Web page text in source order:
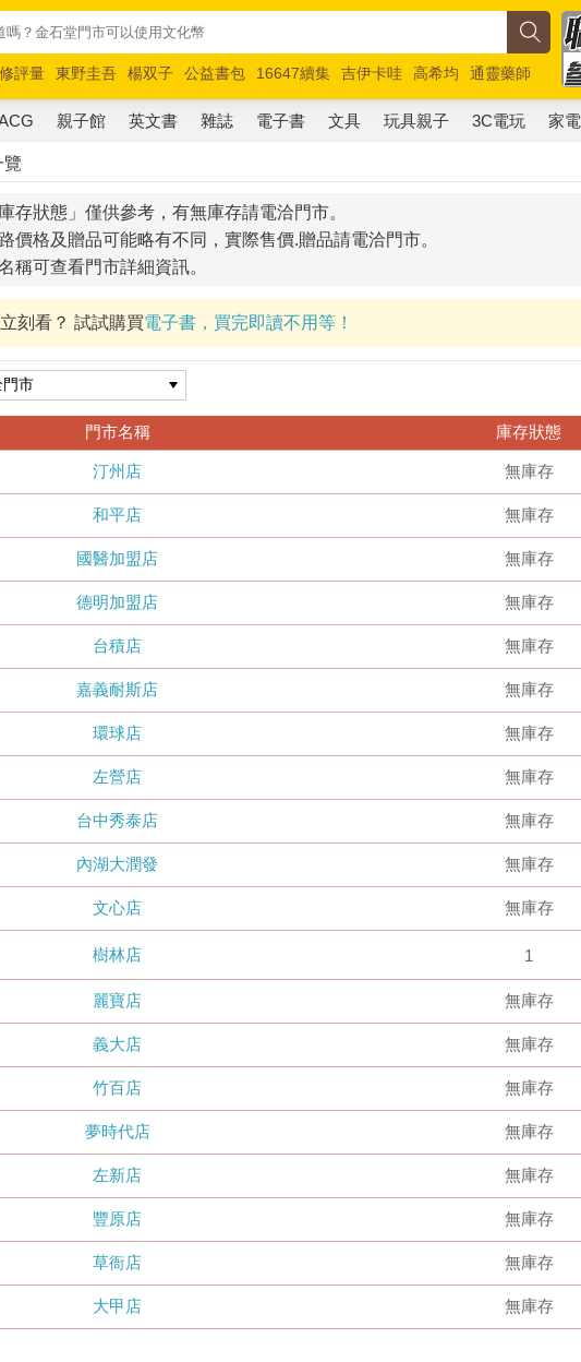
評量 東野圭吾 楊双子 公益書包 16647續集 吉伊卡哇 高希均
通靈藥師
放
奧德賽 路邊攤新作 馬斯克 玩具總動員5 超慢跑
親子館 英文書 雜誌 電子書 文具 玩具親子 3C電玩 家電
覽
存狀態」僅供參考，有無庫存請電洽門市。
價格及贈品可能略有不同，實際售價.贈品請電洽門市。
稱可查看門市詳細資訊。
刻看？ 試試購買電子書，買完即讀不用等！
門市名稱 庫存狀態
汀州店 無庫存
和平店 無庫存
國醫加盟店 無庫存
德明加盟店 無庫存
台積店 無庫存
嘉義耐斯店 無庫存
環球店 無庫存
左營店 無庫存
台中秀泰店 無庫存
內湖大潤發 無庫存
文心店 無庫存
樹林店 1
麗寶店 無庫存
義大店 無庫存
竹百店 無庫存
夢時代店 無庫存
左新店 無庫存
豐原店 無庫存
草衙店 無庫存
大甲店 無庫存